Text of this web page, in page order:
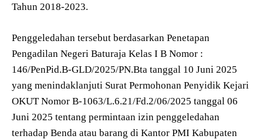
Tahun 2018-2023.
Penggeledahan tersebut berdasarkan Penetapan
Pengadilan Negeri Baturaja Kelas I B Nomor :
146/PenPid.B-GLD/2025/PN.Bta tanggal 10 Juni 2025
yang menindaklanjuti Surat Permohonan Penyidik Kejari
OKUT Nomor B-1063/L.6.21/Fd.2/06/2025 tanggal 06
Juni 2025 tentang permintaan izin penggeledahan
terhadap Benda atau barang di Kantor PMI Kabupaten